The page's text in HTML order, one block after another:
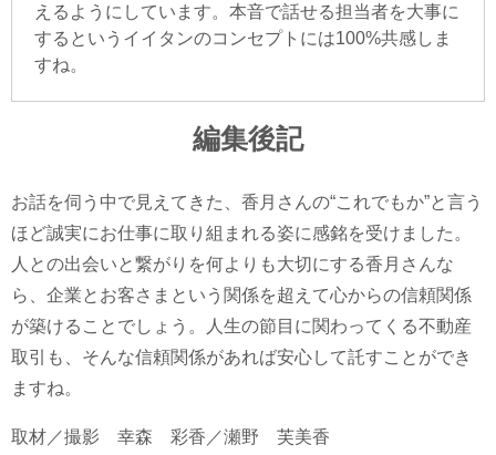
えるようにしています。本音で話せる担当者を大事に
するというイイタンのコンセプトには100%共感しま
すね。
編集後記
お話を伺う中で見えてきた、香月さんの“これでもか”と言う
ほど誠実にお仕事に取り組まれる姿に感銘を受けました。
人との出会いと繋がりを何よりも大切にする香月さんな
ら、企業とお客さまという関係を超えて心からの信頼関係
が築けることでしょう。人生の節目に関わってくる不動産
取引も、そんな信頼関係があれば安心して託すことができ
ますね。
取材／撮影 幸森 彩香／瀬野 芙美香